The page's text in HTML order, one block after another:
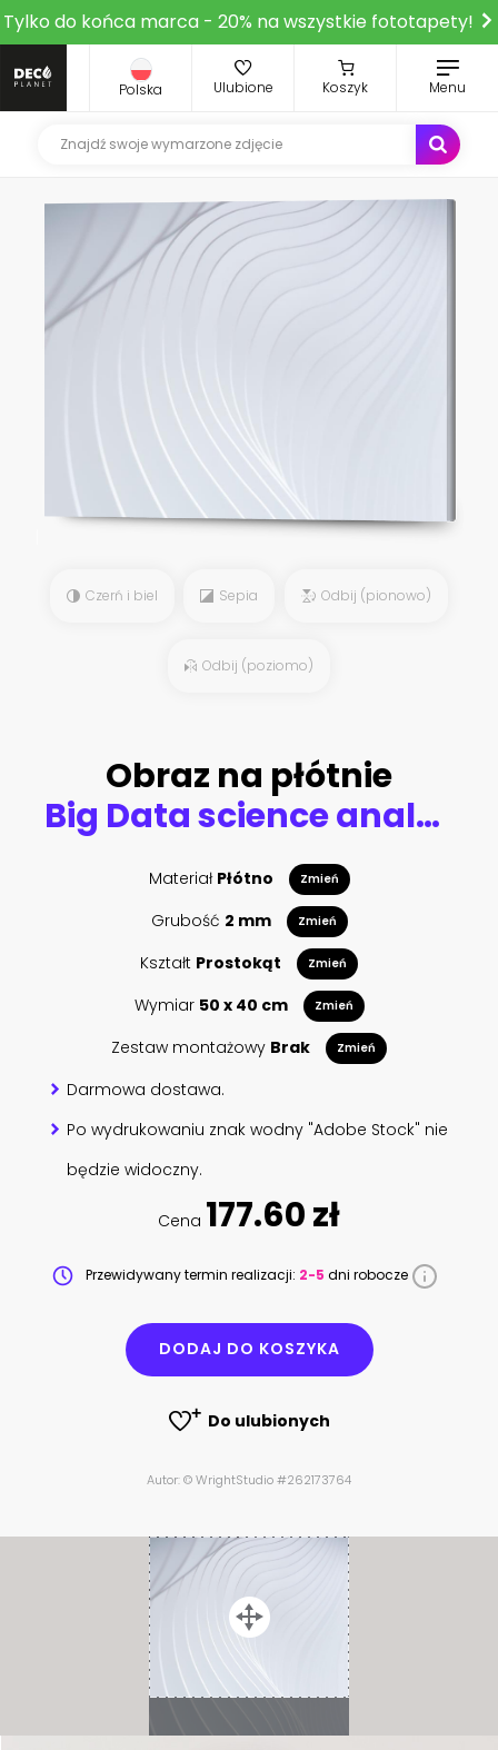
Tylko do końca marca - 20% na wszystkie fototapety!
Polska Ulubione Koszyk Menu
Czerń i biel Sepia Odbij (pionowo)
Odbij (poziomo)
Obraz na płótnie
Big Data science analysis business technology concept on virtual screen.
Materiał Płótno Zmień
Grubość 2 mm Zmień
Kształt Prostokąt Zmień
Wymiar 50 x 40 cm Zmień
Zestaw montażowy Brak Zmień
Darmowa dostawa.
Po wydrukowaniu znak wodny "Adobe Stock" nie
będzie widoczny.
Cena 177.60 zł
Przewidywany termin realizacji: 2-5 dni robocze
DODAJ DO KOSZYKA
Do ulubionych
Autor: © WrightStudio #262173764